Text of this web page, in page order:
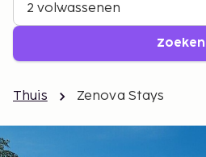
2 volwassenen
Zoeken
Thuis Zenova Stays